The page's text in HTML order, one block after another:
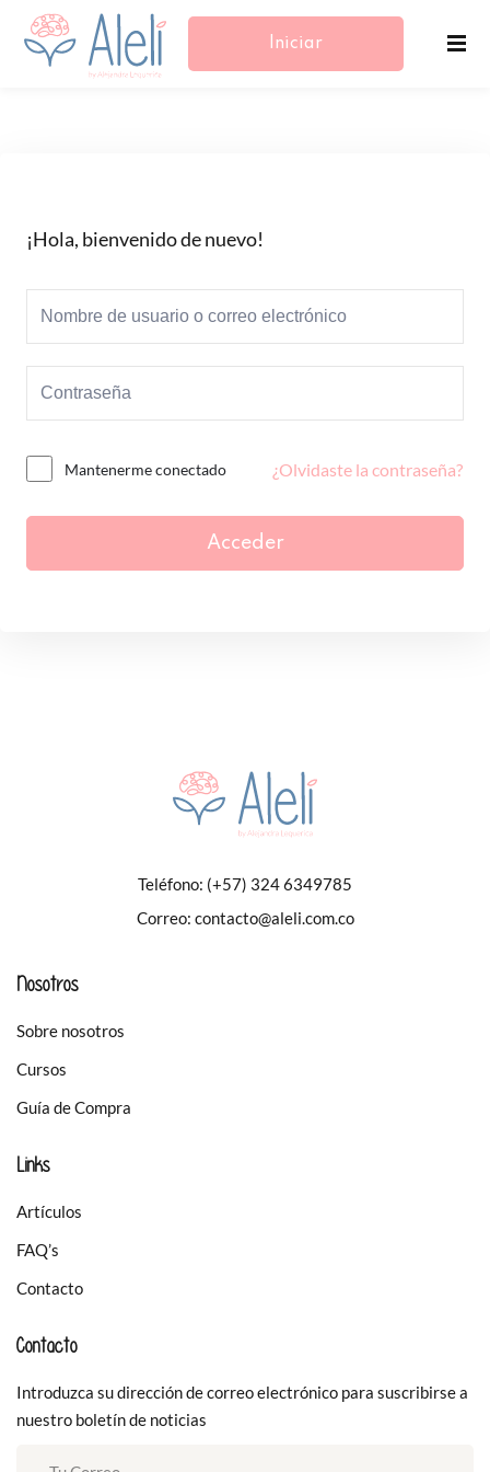
Iniciar
¡Hola, bienvenido de nuevo!
Mantenerme conectado ¿Olvidaste la contraseña?
Acceder
Teléfono: (+57) 324 6349785
Correo: contacto@aleli.com.co
Nosotros
Sobre nosotros
Cursos
Guía de Compra
Links
Artículos
FAQ’s
Contacto
Contacto
Introduzca su dirección de correo electrónico para suscribirse a
nuestro boletín de noticias